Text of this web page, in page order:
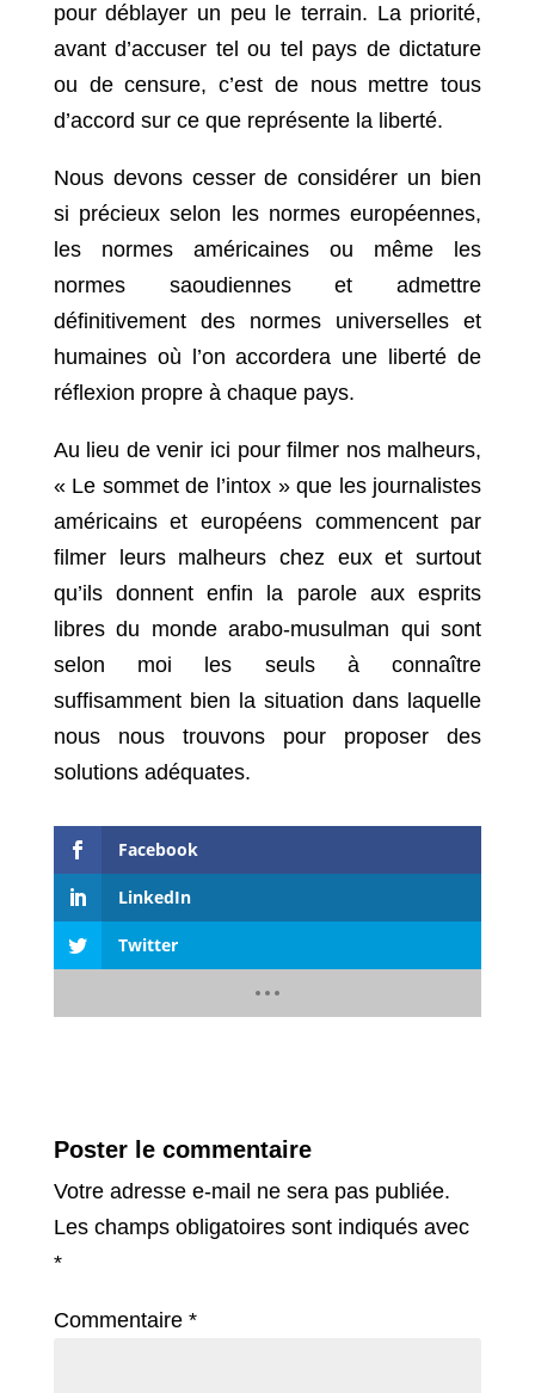
pour déblayer un peu le terrain. La priorité,
avant d’accuser tel ou tel pays de dictature
ou de censure, c’est de nous mettre tous
d’accord sur ce que représente la liberté.
Nous devons cesser de considérer un bien
si précieux selon les normes européennes,
les normes américaines ou même les
normes saoudiennes et admettre
définitivement des normes universelles et
humaines où l’on accordera une liberté de
réflexion propre à chaque pays.
Au lieu de venir ici pour filmer nos malheurs,
« Le sommet de l’intox » que les journalistes
américains et européens commencent par
filmer leurs malheurs chez eux et surtout
qu’ils donnent enfin la parole aux esprits
libres du monde arabo-musulman qui sont
selon moi les seuls à connaître
suffisamment bien la situation dans laquelle
nous nous trouvons pour proposer des
solutions adéquates.
Facebook
LinkedIn
Twitter
Poster le commentaire
Votre adresse e-mail ne sera pas publiée.
Les champs obligatoires sont indiqués avec
*
Commentaire *